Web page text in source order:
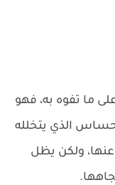
ما تفوه به، فهو
الذي يتخلله
عنها، ولكن يظل